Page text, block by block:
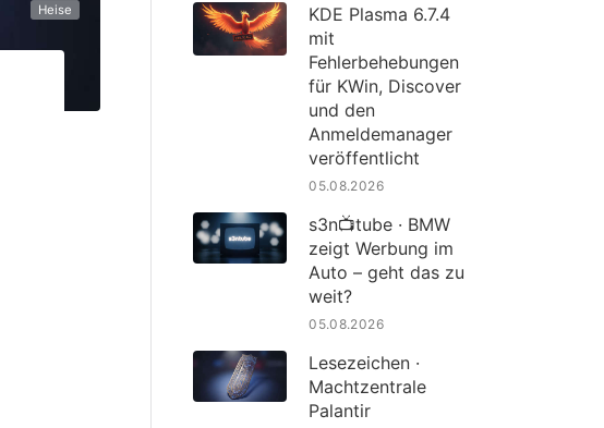
Heise
KDE Plasma 6.7.4
mit
Fehlerbehebungen
für KWin, Discover
und den
Anmeldemanager
veröffentlicht
05.08.2026
s3n📺tube · BMW
zeigt Werbung im
Auto – geht das zu
weit?
05.08.2026
Lesezeichen ·
Machtzentrale
Palantir